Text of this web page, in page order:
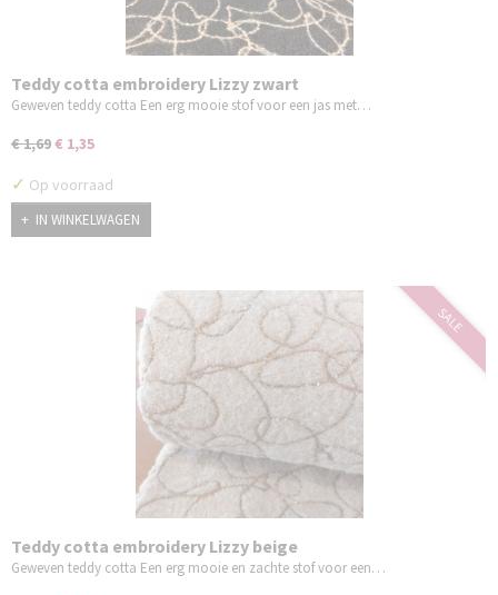
Teddy cotta embroidery Lizzy zwart
Geweven teddy cotta Een erg mooie stof voor een jas met…
€ 1,69€ 1,35
✓ Op voorraad
IN WINKELWAGEN
SALE
Teddy cotta embroidery Lizzy beige
Geweven teddy cotta Een erg mooie en zachte stof voor een…